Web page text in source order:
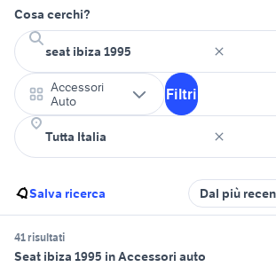
Cosa cerchi?
Accessori
Auto
Filtri
Salva ricerca Dal più
41 risultati
Seat ibiza 1995 in Accessori auto